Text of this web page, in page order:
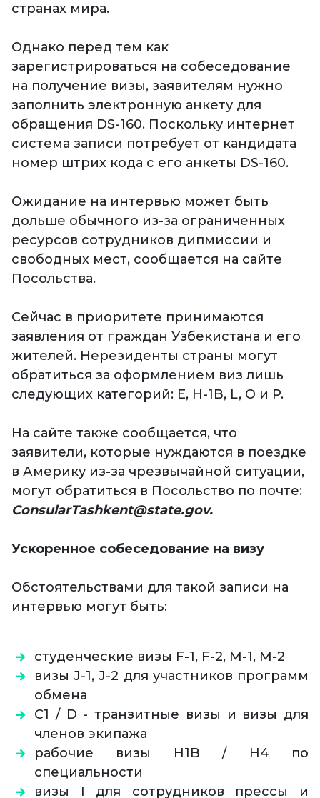
странах мира.
Однако перед тем как
зарегистрироваться на собеседование
на получение визы, заявителям нужно
заполнить электронную анкету для
обращения DS-160. Поскольку интернет
система записи потребует от кандидата
номер штрих кода с его анкеты DS-160.
Ожидание на интервью может быть
дольше обычного из-за ограниченных
ресурсов сотрудников дипмиссии и
свободных мест, сообщается на сайте
Посольства.
Сейчас в приоритете принимаются
заявления от граждан Узбекистана и его
жителей. Нерезиденты страны могут
обратиться за оформлением виз лишь
следующих категорий: E, H-1B, L, O и P.
На сайте также сообщается, что
заявители, которые нуждаются в поездке
в Америку из-за чрезвычайной ситуации,
могут обратиться в Посольство по почте:
ConsularTashkent@state.gov.
Ускоренное собеседование на визу
Обстоятельствами для такой записи на
интервью могут быть:
студенческие визы F-1, F-2, M-1, M-2
визы J-1, J-2 для участников программ
обмена
C1 / D - транзитные визы и визы для
членов экипажа
рабочие визы H1B / H4 по
специальности
визы I для сотрудников прессы и